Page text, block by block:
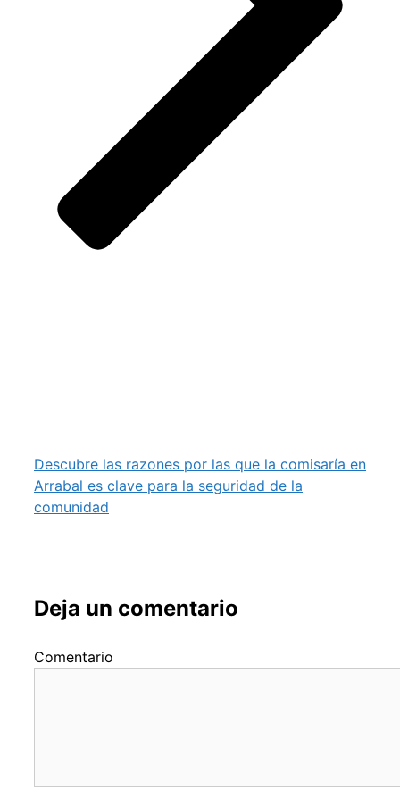
Descubre las razones por las que la comisaría en
Arrabal es clave para la seguridad de la
comunidad
Deja un comentario
Comentario